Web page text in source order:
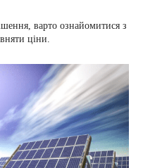
варто ознайомитися з
ціни.